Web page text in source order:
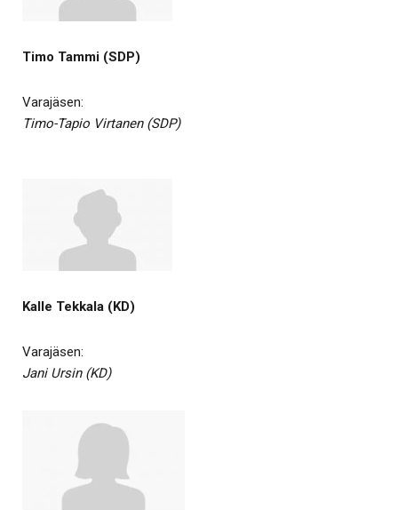
Timo Tammi (SDP)
Varajäsen:
Timo-Tapio Virtanen (SDP)
Kalle Tekkala (KD)
Varajäsen:
Jani Ursin (KD)